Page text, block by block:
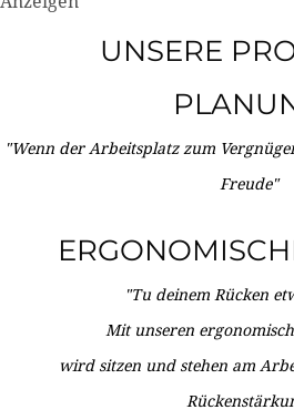
UNSERE
"Wenn der Arbeitsplatz zum
Freude"
"Tu deinem Rücken
Mit unseren
wird sitzen und stehen am